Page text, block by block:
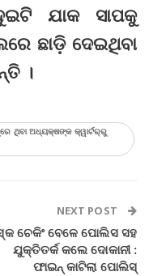
ଯାକ ସାପକୁ
ଛାଡ଼ି ଦେଇଥିବା
।
ଥିବା ଅଧ୍ୟକ୍ଷଙ୍କ କ୍ୱାର୍ଟର୍‌ରୁ
NEXT POST
ଚେକିଂ ବେଳେ ପୋଲିସ ସହ
ଯୁକ୍ତିତର୍କ କଲେ ଦୋକାନୀ :
ଫାଇନ୍‌ କାଟିଲା ପୋଲିସ୍‌